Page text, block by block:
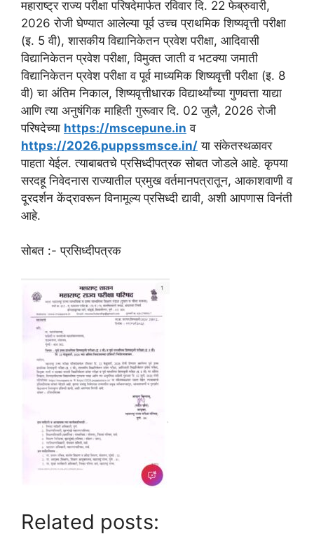
महाराष्ट्र राज्य परीक्षा परिषदेमार्फत रविवार दि. 22 फेब्रुवारी,
2026 रोजी घेण्यात आलेल्या पूर्व उच्च प्राथमिक शिष्यवृत्ती परीक्षा
(इ. 5 वी), शासकीय विद्यानिकेतन प्रवेश परीक्षा, आदिवासी
विद्यानिकेतन प्रवेश परीक्षा, विमुक्त जाती व भटक्या जमाती
विद्यानिकेतन प्रवेश परीक्षा व पूर्व माध्यमिक शिष्यवृत्ती परीक्षा (इ. 8
वी) चा अंतिम निकाल, शिष्यवृत्तीधारक विद्यार्थ्यांच्या गुणवत्ता याद्या
आणि त्या अनुषंगिक माहिती गुरूवार दि. 02 जुलै, 2026 रोजी
परिषदेच्या https://mscepune.in व
https://2026.puppssmsce.in/ या संकेतस्थळावर
पाहता येईल. त्याबाबतचे प्रसिध्दीपत्रक सोबत जोडले आहे. कृपया
सरदहू निवेदनास राज्यातील प्रमुख वर्तमानपत्रातून, आकाशवाणी व
दूरदर्शन केंद्रावरून विनामूल्य प्रसिध्दी द्यावी, अशी आपणास विनंती
आहे.
सोबत :- प्रसिध्दीपत्रक
Related posts: